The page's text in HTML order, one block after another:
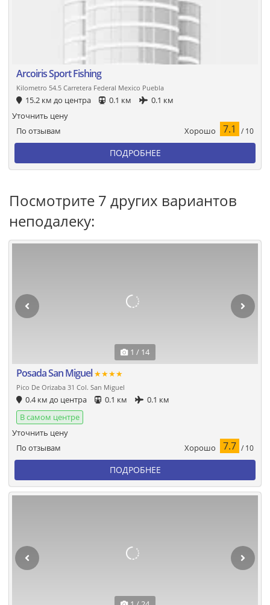
Arcoiris Sport Fishing
Kilometro 54.5 Carretera Federal Mexico Puebla
15.2 км до центра 0.1 км 0.1 км
По отзывам Хорошо 7.1 / 10
Уточнить цену
ПОДРОБНЕЕ
Посмотрите 7 других вариантов
неподалеку:
1 / 14
Posada San Miguel★★★★
Pico De Orizaba 31 Col. San Miguel
0.4 км до центра 0.1 км
0.1 км
В самом центре
По отзывам Хорошо 7.7 / 10
Уточнить цену
ПОДРОБНЕЕ